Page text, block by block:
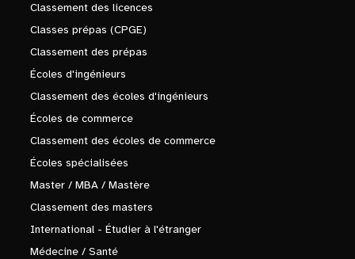
Classement des licences
Classes prépas (CPGE)
Classement des prépas
Écoles d'ingénieurs
Classement des écoles d'ingénieurs
Écoles de commerce
Classement des écoles de commerce
Écoles spécialisées
Master / MBA / Mastère
Classement des masters
International - Étudier à l'étranger
Médecine / Santé